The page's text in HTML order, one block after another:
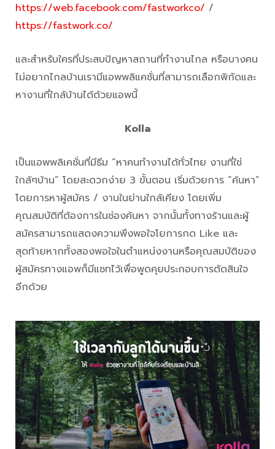
https://web.facebook.com/fastworkco/ /
https://fastwork.co/
และสำหรับใครที่ประสบปัญหาสถานที่ทำงานไกล หรือบางคน
ไม่อยากไกลบ้านเรามีแอพพลิแคชั่นที่สามารถเลือกพิกัดและ
หางานที่ใกล้บ้านได้ด้วยแอพนี้
Kolla
เป็นแอพพลิเคชั่นที่มีธีม “หาคนทำงานได้ทั่วไทย งานที่ใช่
ใกล้ๆบ้าน” โดยสะดวกง่าย 3 ขั้นตอน เริ่มด้วยการ “ค้นหา”
โดยการหาผู้สมัคร / งานในย่านใกล้เคียง โดยเพิ่ม
คุณสมบัติที่ต้องการในช่องค้นหา จากนั้นทั้งทางร้านและผู้
สมัครสามารถแสดงความพึงพอใจโยการกด Like และ
สุดท้ายหากทั้งสองพอใจในตำแหน่งงานหรือคุณสมบัติของ
ผู้สมัครทางแอพก็มีแชทไว้เพื่อพูดคุยประกอบการตัดสินใจ
อีกด้วย